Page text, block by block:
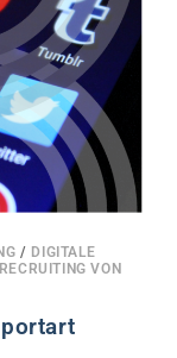
/ DIGITALE
RECRUITING VON